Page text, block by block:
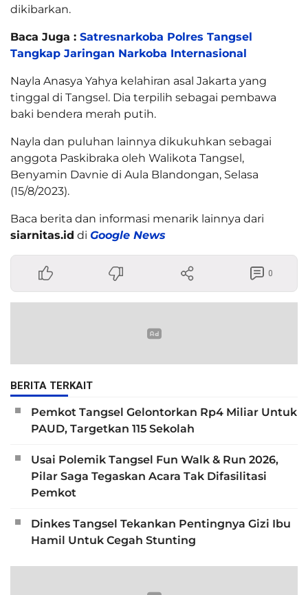
dikibarkan.
Baca Juga : Satresnarkoba Polres Tangsel
Tangkap Jaringan Narkoba Internasional
Nayla Anasya Yahya kelahiran asal Jakarta yang
tinggal di Tangsel. Dia terpilih sebagai pembawa
baki bendera merah putih.
Nayla dan puluhan lainnya dikukuhkan sebagai
anggota Paskibraka oleh Walikota Tangsel,
Benyamin Davnie di Aula Blandongan, Selasa
(15/8/2023).
Baca berita dan informasi menarik lainnya dari
siarnitas.id di Google News
0
BERITA TERKAIT
Pemkot Tangsel Gelontorkan Rp4 Miliar Untuk
PAUD, Targetkan 115 Sekolah
Usai Polemik Tangsel Fun Walk & Run 2026,
Pilar Saga Tegaskan Acara Tak Difasilitasi
Pemkot
Dinkes Tangsel Tekankan Pentingnya Gizi Ibu
Hamil Untuk Cegah Stunting